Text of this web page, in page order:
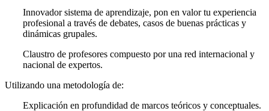
Innovador sistema de aprendizaje, pon en valor tu experiencia
profesional a través de debates, casos de buenas prácticas y
dinámicas grupales.
Claustro de profesores compuesto por una red internacional y
nacional de expertos.
Utilizando una metodología de:
Explicación en profundidad de marcos teóricos y conceptuales.